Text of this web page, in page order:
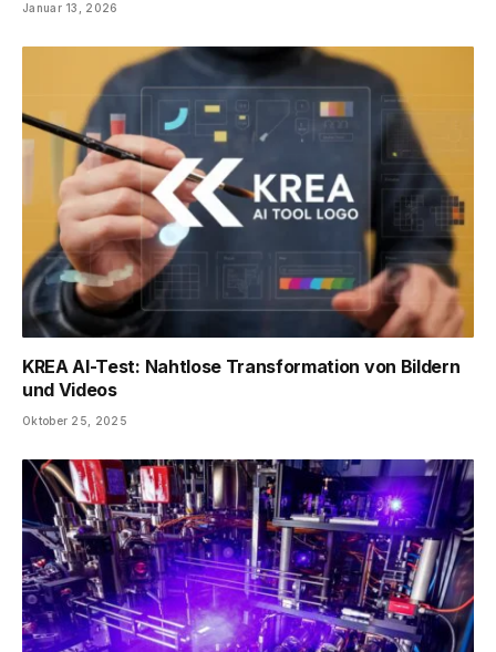
Januar 13, 2026
KREA AI-Test: Nahtlose Transformation von Bildern
und Videos
Oktober 25, 2025